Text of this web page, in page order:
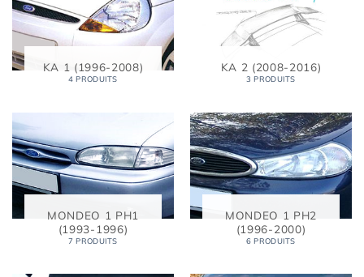
KA 1 (1996-2008)
4 PRODUITS
KA 2 (2008-2016)
3 PRODUITS
MONDEO 1 PH1
(1993-1996)
7 PRODUITS
MONDEO 1 PH2
(1996-2000)
6 PRODUITS